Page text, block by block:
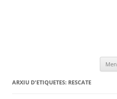
ARXIU D'ETIQUETES: RESCATE